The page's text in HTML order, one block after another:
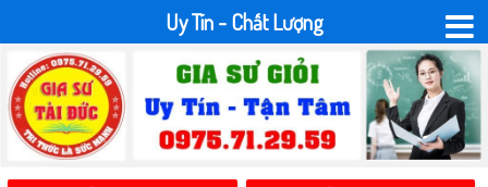
Uy Tín - Chất Lượng